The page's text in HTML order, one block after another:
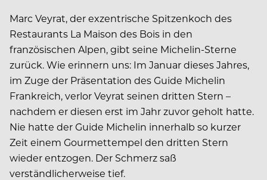
Marc Veyrat, der exzentrische Spitzenkoch des
Restaurants La Maison des Bois in den
französischen Alpen, gibt seine Michelin-Sterne
zurück. Wie erinnern uns: Im Januar dieses Jahres,
im Zuge der Präsentation des Guide Michelin
Frankreich, verlor Veyrat seinen dritten Stern –
nachdem er diesen erst im Jahr zuvor geholt hatte.
Nie hatte der Guide Michelin innerhalb so kurzer
Zeit einem Gourmettempel den dritten Stern
wieder entzogen. Der Schmerz saß
verständlicherweise tief.